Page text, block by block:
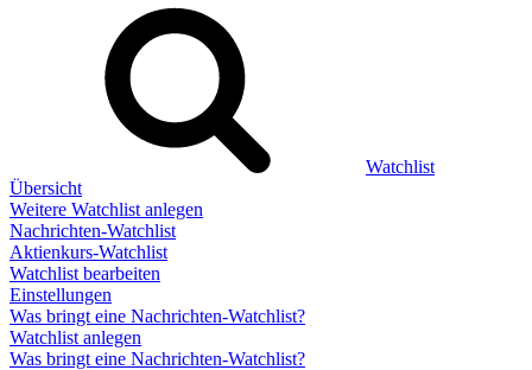
Watchlist
Übersicht
Weitere Watchlist anlegen
Nachrichten-Watchlist
Aktienkurs-Watchlist
Watchlist bearbeiten
Einstellungen
Was bringt eine Nachrichten-Watchlist?
Watchlist anlegen
Was bringt eine Nachrichten-Watchlist?